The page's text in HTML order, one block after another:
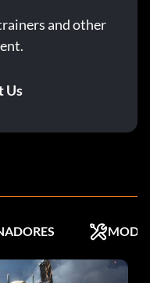
and other
Us
MODS